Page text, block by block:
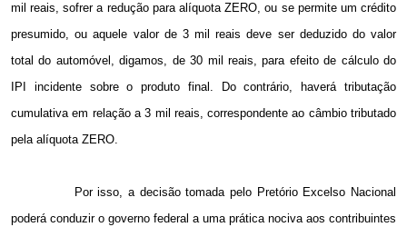
mil reais, sofrer a redução para alíquota ZERO, ou se permite um crédito
presumido, ou aquele valor de 3 mil reais deve ser deduzido do valor
total do automóvel, digamos, de 30 mil reais, para efeito de cálculo do
IPI incidente sobre o produto final. Do contrário, haverá tributação
cumulativa em relação a 3 mil reais, correspondente ao câmbio tributado
pela alíquota ZERO.
Por isso, a decisão tomada pelo Pretório Excelso Nacional
poderá conduzir o governo federal a uma prática nociva aos contribuintes